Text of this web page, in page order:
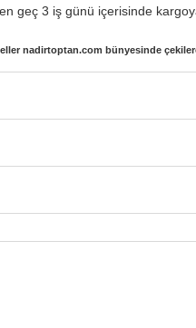
geç 3 iş günü içerisinde
nadirtoptan.com bünyesinde